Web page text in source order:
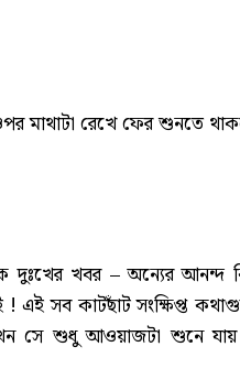
মাথাটা রেখে ফের শুনতে
খবর – অন্যের আনন্দ
এই সব কাটছাঁট সংক্ষিপ্ত
সে শুধু আওয়াজটা শুনে